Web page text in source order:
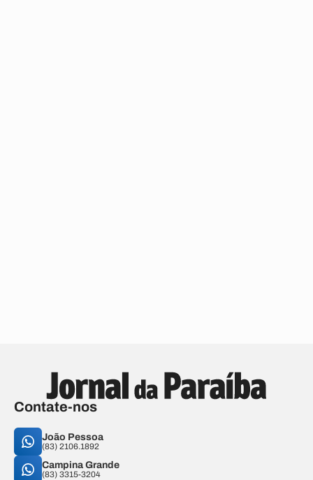
Contate-nos
João Pessoa
(83) 2106.1892
Campina Grande
(83) 3315-3204